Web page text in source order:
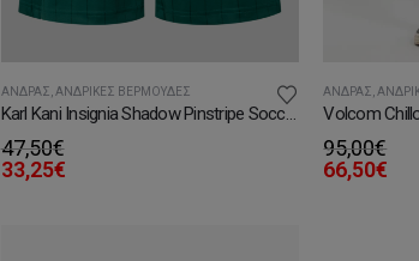
ΆΝΔΡΑΣ,ΑΝΔΡΙΚΈΣ ΒΕΡΜΟΎΔΕΣ
Karl Kani Insignia Shadow Pinstripe Soccer Shorts
47,50€
33,25€
ΆΝΔΡΑΣ,
95,00€
66,50€